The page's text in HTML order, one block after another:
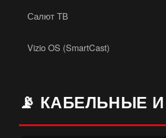
Салют ТВ
Vizio OS (SmartCast)
📡 КАБЕЛЬНЫЕ